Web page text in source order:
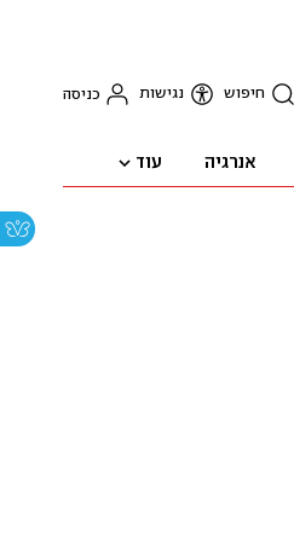
חיפוש נגישות כניסה
אנרגיה עוד